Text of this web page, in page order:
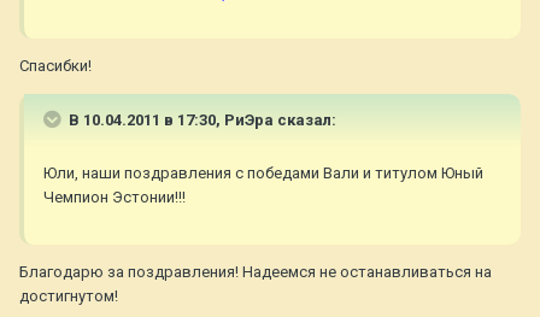
Спасибки!
В 10.04.2011 в 17:30, РиЭра сказал:
Юли, наши поздравления с победами Вали и титулом Юный
Чемпион Эстонии!!!
Благодарю за поздравления! Надеемся не останавливаться на
достигнутом!